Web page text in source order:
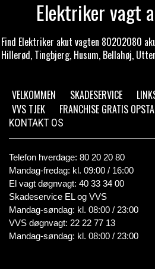
Elektriker vagt
Find Elektriker akut vagten 80202080
Hillerød, Tingbjerg, Husum, Bellahøj,
VELKOMMEN
SKADESERVICE
VVS TJEK
FRANCHISE GRATIS
KONTAKT OS
Telefon hverdage: 80 20 20 80
Mandag-fredag: kl. 09:00 / 16:00
El vagt døgnvagt: 40 33 34 00
Skadeservice EL og VVS
Mandag-søndag: kl. 08:00 / 23:00
VVS døgnvagt: 22 22 77 13
Mandag-søndag: kl. 08:00 / 23:00